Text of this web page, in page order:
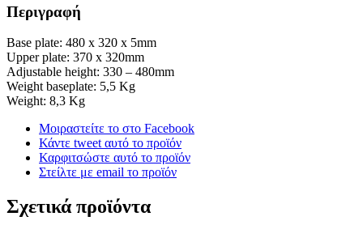
Περιγραφή
Base plate: 480 x 320 x 5mm
Upper plate: 370 x 320mm
Adjustable height: 330 – 480mm
Weight baseplate: 5,5 Kg
Weight: 8,3 Kg
Μοιραστείτε το στο Facebook
Κάντε tweet αυτό το προϊόν
Καρφιτσώστε αυτό το προϊόν
Στείλτε με email το προϊόν
Σχετικά προϊόντα